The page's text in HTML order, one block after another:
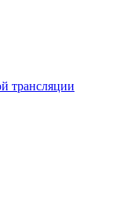
трансляции